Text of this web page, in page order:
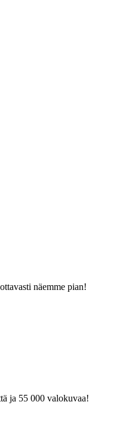
näemme pian!
ja 55 000 valokuvaa!